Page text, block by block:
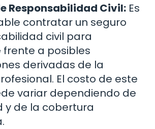
Responsabilidad Civil: Es
contratar un seguro
civil para
a posibles
derivadas de la
El costo de este
variar dependiendo de
y de la cobertura